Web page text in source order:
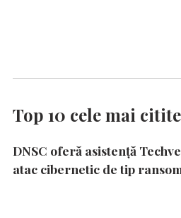
Top 10 cele mai citite
DNSC oferă asistență
atac cibernetic de tip